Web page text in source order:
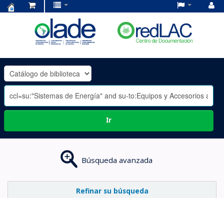
OLADE
-
Ir
Búsqueda avanzada
Refinar su búsqueda